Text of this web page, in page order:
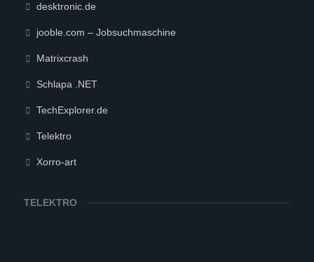
desktronic.de
jooble.com – Jobsuchmaschine
Matrixcrash
Schlapa .NET
TechExplorer.de
Telektro
Xorro-art
TELEKTRO